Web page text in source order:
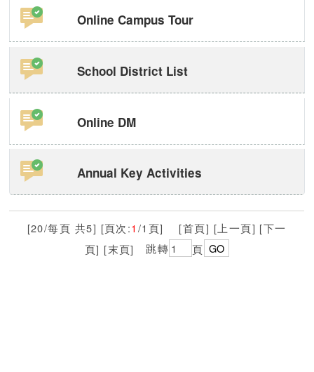
Online Campus Tour
School District List
Online DM
Annual Key Activities
[20/每頁 共5] [頁次:1 /1頁] [首頁] [上一頁] [下一
頁] [末頁] 跳轉 頁